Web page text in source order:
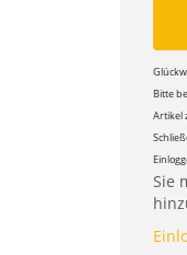
Bitte
Artikel
Sie